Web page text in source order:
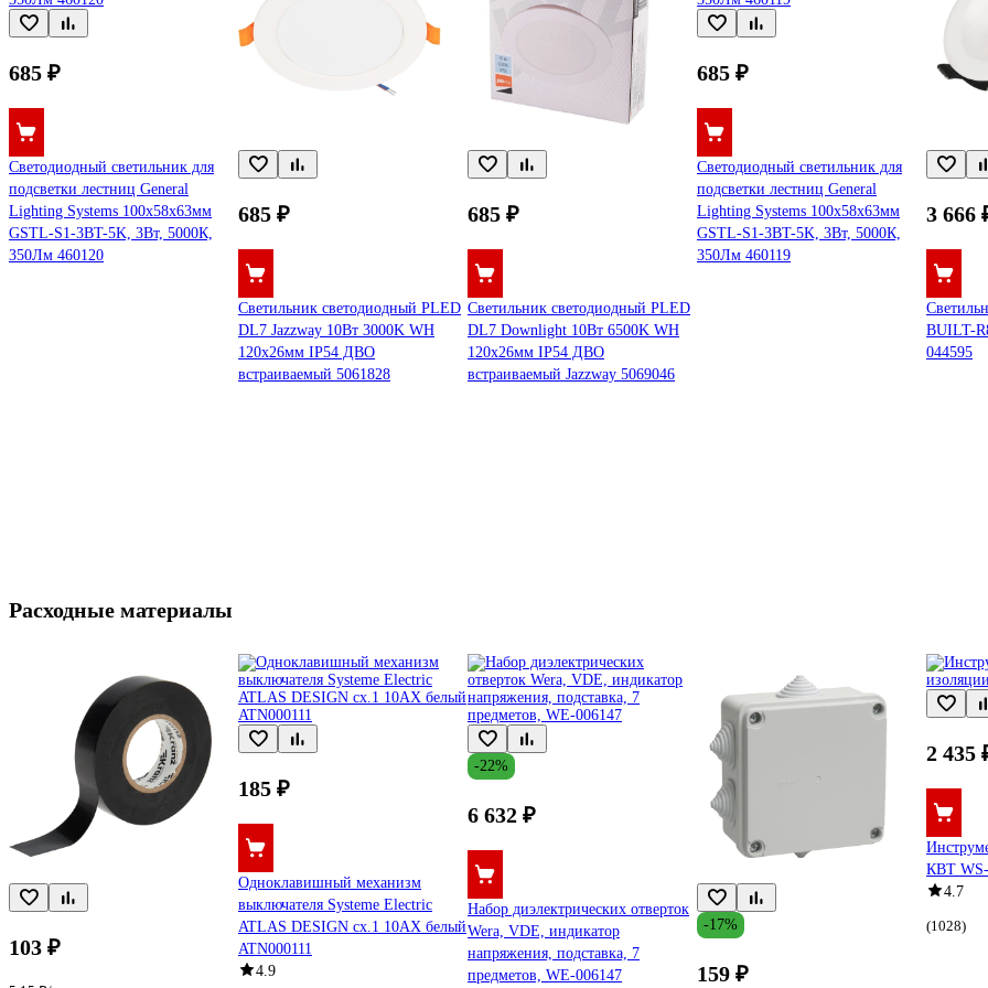
685 ₽
Светодиодный светильник для
подсветки лестниц General
Lighting Systems 100х58х63мм
GSTL-S1-3BT-5K, 3Вт, 5000К,
350Лм 460120
685 ₽
Cветильник светодиодный PLED
DL7 Jazzway 10Вт 3000K WH
120х26мм IP54 ДВО
встраиваемый 5061828
685 ₽
Cветильник светодиодный PLED
DL7 Downlight 10Вт 6500K WH
120х26мм IP54 ДВО
встраиваемый Jazzway 5069046
685 ₽
Светодиодный светильник для
подсветки лестниц General
Lighting Systems 100х58х63мм
GSTL-S1-3BT-5K, 3Вт, 5000К,
350Лм 460119
3 666
BUILT-
044595
Расходные материалы
103 ₽
185 ₽
Одноклавишный механизм
выключателя Systeme Electric
ATLAS DESIGN сх.1 10АХ белый
ATN000111
4.9
-22%
6 632 ₽
Набор диэлектрических отверток
Wera, VDE, индикатор
напряжения, подставка, 7
предметов, WE-006147
-17%
159 ₽
2 435
КВТ WS-
4.7
(1028)